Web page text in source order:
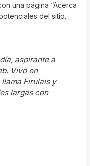
una página “Acerca
del sitio.
aspirante a
Vivo en
Firulais y
largas con